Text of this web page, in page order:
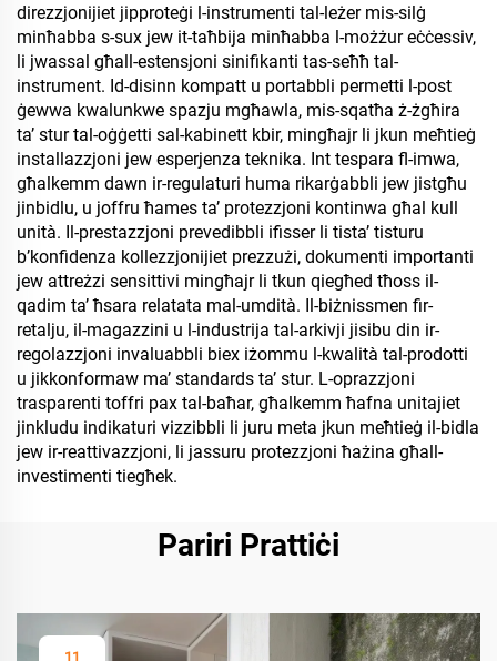
direzzjonijiet jipproteġi l-instrumenti tal-leżer mis-silġ
minħabba s-sux jew it-taħbija minħabba l-możżur eċċessiv,
li jwassal għall-estensjoni sinifikanti tas-seħħ tal-
instrument. Id-disinn kompatt u portabbli permetti l-post
ġewwa kwalunkwe spazju mgħawla, mis-sqatħa ż-żgħira
ta’ stur tal-oġġetti sal-kabinett kbir, mingħajr li jkun meħtieġ
installazzjoni jew esperjenza teknika. Int tespara fl-imwa,
għalkemm dawn ir-regulaturi huma rikarġabbli jew jistgħu
jinbidlu, u joffru ħames ta’ protezzjoni kontinwa għal kull
unità. Il-prestazzjoni prevedibbli ifisser li tista’ tisturu
b’konfidenza kollezzjonijiet prezzużi, dokumenti importanti
jew attreżzi sensittivi mingħajr li tkun qiegħed tħoss il-
qadim ta’ ħsara relatata mal-umdità. Il-biżnissmen fir-
retalju, il-magazzini u l-industrija tal-arkivji jisibu din ir-
regolazzjoni invaluabbli biex iżommu l-kwalità tal-prodotti
u jikkonformaw ma’ standards ta’ stur. L-oprazzjoni
trasparenti toffri pax tal-baħar, għalkemm ħafna unitajiet
jinkludu indikaturi vizzibbli li juru meta jkun meħtieġ il-bidla
jew ir-reattivazzjoni, li jassuru protezzjoni ħażina għall-
investimenti tiegħek.
Pariri Prattiċi
11